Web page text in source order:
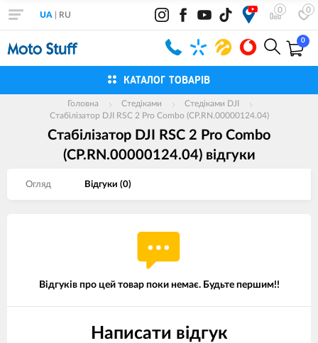
0 0
UA RU
0
КАТАЛОГ ТОВАРІВ
Головна Cтедіками
Стедіками DJI
Стабілізатор DJI RSC 2 Pro Combo (CP.RN.00000124.04)
Стабілізатор DJI RSC 2 Pro Combo
(CP.RN.00000124.04) вiдгуки
Огляд Вiдгуки (0)
Відгуків про цей товар поки немає. Будьте першим!!
Написати відгук